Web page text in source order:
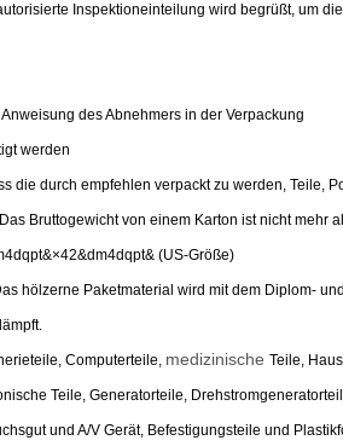
Inspektioneinteilung wird begrüßt, um
des Abnehmers in der Verpackung
werden
die durch empfehlen verpackt zu werden, Teile,
Bruttogewicht von einem Karton ist nicht mehr
(US-Größe)
hölzerne Paketmaterial wird mit dem Diplom-
Computerteile, medizinische Teile,
Teile, Generatorteile,
und A/V Gerät, Befestigungsteile und